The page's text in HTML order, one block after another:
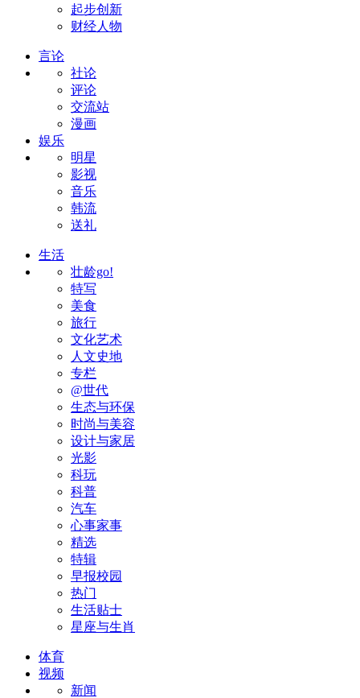
起步创新
财经人物
言论
社论
评论
交流站
漫画
娱乐
明星
影视
音乐
韩流
送礼
生活
壮龄go!
特写
美食
旅行
文化艺术
人文史地
专栏
@世代
生态与环保
时尚与美容
设计与家居
光影
科玩
科普
汽车
心事家事
精选
特辑
早报校园
热门
生活贴士
星座与生肖
体育
视频
新闻